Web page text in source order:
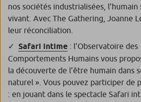
nos sociétés industrialisées, l’humain
vivant. Avec The Gathering , Joanne
leur réconciliation.
Safari intime : l’Observatoire des
Comportements Humains vous
la découverte de l’être humain dans
naturel ». Vous pouvez participer de
: en jouant dans le spectacle Safari